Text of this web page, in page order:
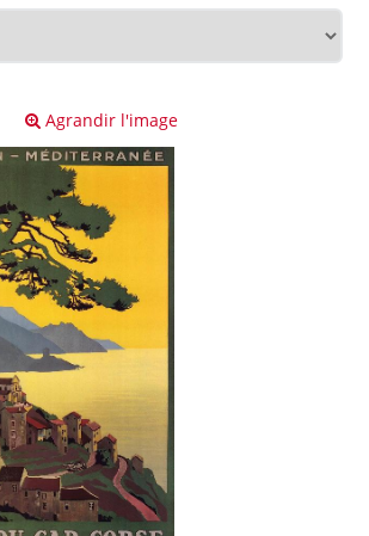
Agrandir l'image